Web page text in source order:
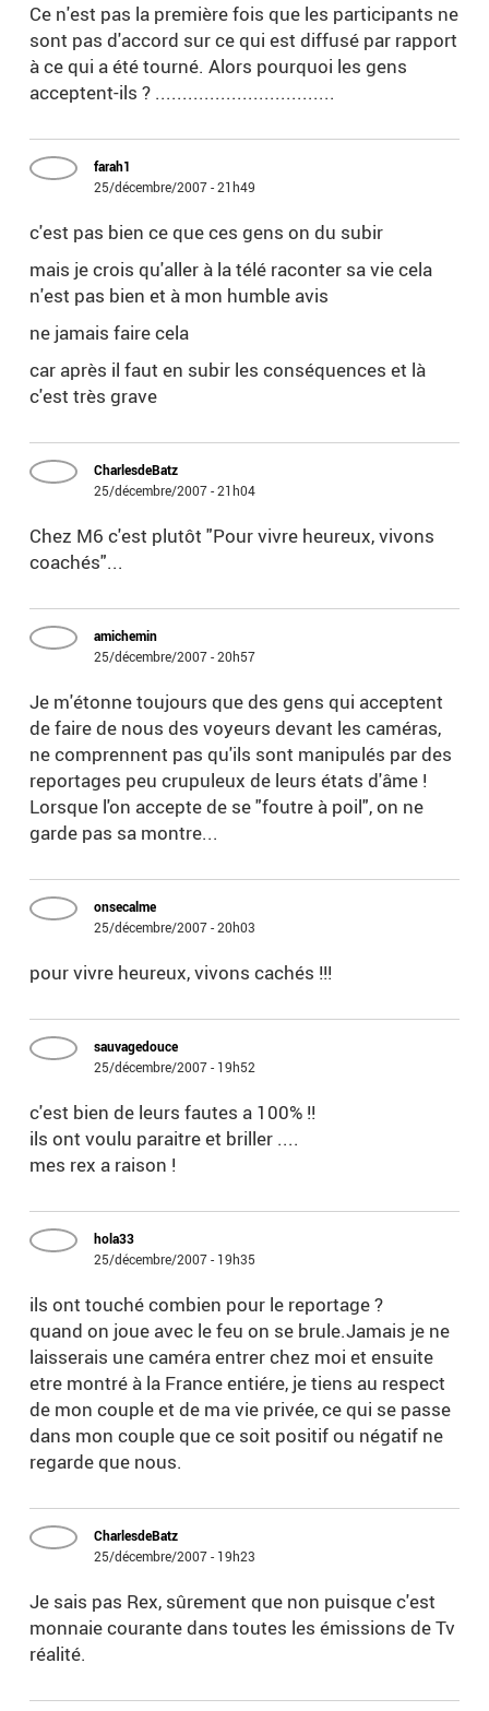
Ce n'est pas la première fois que les participants ne
sont pas d'accord sur ce qui est diffusé par rapport
à ce qui a été tourné. Alors pourquoi les gens
acceptent-ils ? .................................
farah1
25/décembre/2007 - 21h49
c'est pas bien ce que ces gens on du subir
mais je crois qu'aller à la télé raconter sa vie cela
n'est pas bien et à mon humble avis
ne jamais faire cela
car après il faut en subir les conséquences et là
c'est très grave
CharlesdeBatz
25/décembre/2007 - 21h04
Chez M6 c'est plutôt "Pour vivre heureux, vivons
coachés"...
amichemin
25/décembre/2007 - 20h57
Je m'étonne toujours que des gens qui acceptent
de faire de nous des voyeurs devant les caméras,
ne comprennent pas qu'ils sont manipulés par des
reportages peu crupuleux de leurs états d'âme !
Lorsque l'on accepte de se "foutre à poil", on ne
garde pas sa montre...
onsecalme
25/décembre/2007 - 20h03
pour vivre heureux, vivons cachés !!!
sauvagedouce
25/décembre/2007 - 19h52
c'est bien de leurs fautes a 100% !!
ils ont voulu paraitre et briller ....
mes rex a raison !
hola33
25/décembre/2007 - 19h35
ils ont touché combien pour le reportage ?
quand on joue avec le feu on se brule.Jamais je ne
laisserais une caméra entrer chez moi et ensuite
etre montré à la France entiére, je tiens au respect
de mon couple et de ma vie privée, ce qui se passe
dans mon couple que ce soit positif ou négatif ne
regarde que nous.
CharlesdeBatz
25/décembre/2007 - 19h23
Je sais pas Rex, sûrement que non puisque c'est
monnaie courante dans toutes les émissions de Tv
réalité.